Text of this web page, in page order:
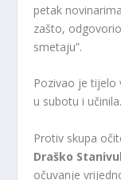
petak
zašto,
smetaju”.
Pozivao je tijelo
u subotu i učinila.
Protiv skupa
Draško
očuvanje